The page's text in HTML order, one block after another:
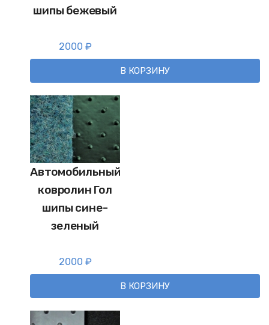
шипы бежевый
2000 ₽
В КОРЗИНУ
Автомобильный
ковролин Гол
шипы сине-
зеленый
2000 ₽
В КОРЗИНУ